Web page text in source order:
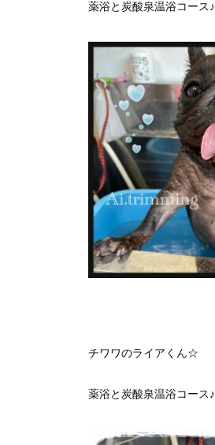
薬浴と炭酸泉温浴コース♪
チワワのライアくん☆
薬浴と炭酸泉温浴コース♪